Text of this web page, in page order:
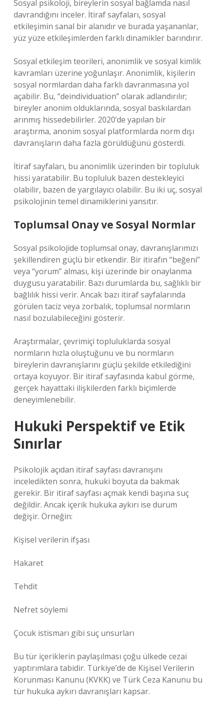
Sosyal psikoloji, bireylerin sosyal bağlamda nasıl
davrandığını inceler. İtiraf sayfaları, sosyal
etkileşimin sanal bir alanıdır ve burada yaşananlar,
yüz yüze etkileşimlerden farklı dinamikler barındırır.
Sosyal etkileşim teorileri, anonimlik ve sosyal kimlik
kavramları üzerine yoğunlaşır. Anonimlik, kişilerin
sosyal normlardan daha farklı davranmasına yol
açabilir. Bu, “deindividuation” olarak adlandırılır;
bireyler anonim olduklarında, sosyal baskılardan
arınmış hissedebilirler. 2020’de yapılan bir
araştırma, anonim sosyal platformlarda norm dışı
davranışların daha fazla görüldüğünü gösterdi.
İtiraf sayfaları, bu anonimlik üzerinden bir topluluk
hissi yaratabilir. Bu topluluk bazen destekleyici
olabilir, bazen de yargılayıcı olabilir. Bu iki uç, sosyal
psikolojinin temel dinamiklerini yansıtır.
Toplumsal Onay ve Sosyal Normlar
Sosyal psikolojide toplumsal onay, davranışlarımızı
şekillendiren güçlü bir etkendir. Bir itirafın “beğeni”
veya “yorum” alması, kişi üzerinde bir onaylanma
duygusu yaratabilir. Bazı durumlarda bu, sağlıklı bir
bağlılık hissi verir. Ancak bazı itiraf sayfalarında
görülen taciz veya zorbalık, toplumsal normların
nasıl bozulabileceğini gösterir.
Araştırmalar, çevrimiçi topluluklarda sosyal
normların hızla oluştuğunu ve bu normların
bireylerin davranışlarını güçlü şekilde etkilediğini
ortaya koyuyor. Bir itiraf sayfasında kabul görme,
gerçek hayattaki ilişkilerden farklı biçimlerde
deneyimlenebilir.
Hukuki Perspektif ve Etik
Sınırlar
Psikolojik açıdan itiraf sayfası davranışını
inceledikten sonra, hukuki boyuta da bakmak
gerekir. Bir itiraf sayfası açmak kendi başına suç
değildir. Ancak içerik hukuka aykırı ise durum
değişir. Örneğin:
Kişisel verilerin ifşası
Hakaret
Tehdit
Nefret söylemi
Çocuk istismarı gibi suç unsurları
Bu tür içeriklerin paylaşılması çoğu ülkede cezai
yaptırımlara tabidir. Türkiye’de de Kişisel Verilerin
Korunması Kanunu (KVKK) ve Türk Ceza Kanunu bu
tür hukuka aykırı davranışları kapsar.